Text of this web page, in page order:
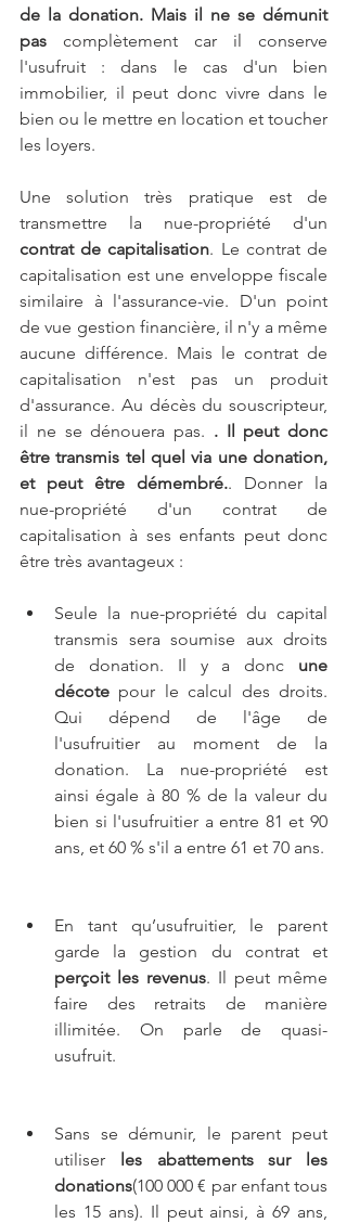
de la donation. Mais il ne se démunit
pas complètement car il conserve
l'usufruit : dans le cas d'un bien
immobilier, il peut donc vivre dans le
bien ou le mettre en location et toucher
les loyers.
Une solution très pratique est de
transmettre la nue-propriété d'un
contrat de capitalisation. Le contrat de
capitalisation est une enveloppe fiscale
similaire à l'assurance-vie. D'un point
de vue gestion financière, il n'y a même
aucune différence. Mais le contrat de
capitalisation n'est pas un produit
d'assurance. Au décès du souscripteur,
il ne se dénouera pas. . Il peut donc
être transmis tel quel via une donation,
et peut être démembré.. Donner la
nue-propriété d'un contrat de
capitalisation à ses enfants peut donc
être très avantageux :
Seule la nue-propriété du capital
transmis sera soumise aux droits
de donation. Il y a donc une
décote pour le calcul des droits.
Qui dépend de l'âge de
l'usufruitier au moment de la
donation. La nue-propriété est
ainsi égale à 80 % de la valeur du
bien si l'usufruitier a entre 81 et 90
ans, et 60 % s'il a entre 61 et 70 ans.
En tant qu’usufruitier, le parent
perçoit les revenus. Il peut même
faire des retraits de manière
illimitée. On parle de quasi-
usufruit.
Sans se démunir, le parent peut
utiliser les abattements sur les
donations(100 000 € par enfant tous
les 15 ans). Il peut ainsi, à 69 ans,